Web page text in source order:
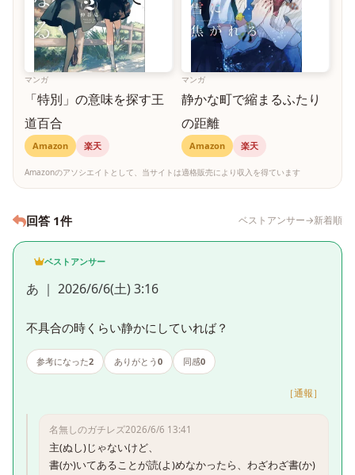
マンガ
「特別」の意味を探す王
道百合
Amazon 楽天
マンガ
静かな町で縮まるふたり
の距離
Amazon 楽天
Amazonのアソシエイトとして、当サイトは適格販売により収入を得ています
回答 1件 ベストアンサー→新着順
ベストアンサー
あ ｜ 2026/6/6(土) 3:16
不具合の時くらい静かにしていれば？
参考になった2 ありがとう 0 同感0
［通報］
名無しのガチレズ2026/6/6 13:41
主(ぬし)じゃないけど、
書(か)いてあることが読(よ)めなかったら、わざわざ書(か)